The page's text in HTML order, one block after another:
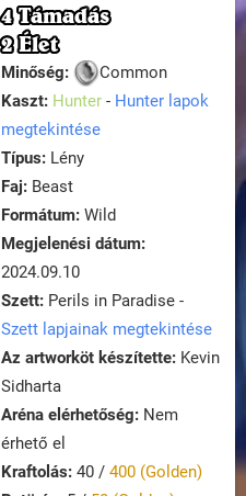
4 Támadás
2 Élet
Minőség:
Common
Kaszt: Hunter - Hunter lapok
megtekintése
Típus: Lény
Faj: Beast
Formátum: Wild
Megjelenési dátum:
2024.09.10
Szett: Perils in Paradise -
Szett lapjainak megtekintése
Az artworköt készítette: Kevin
Sidharta
Aréna elérhetőség: Nem
érhető el
Kraftolás: 40 / 400 (Golden)